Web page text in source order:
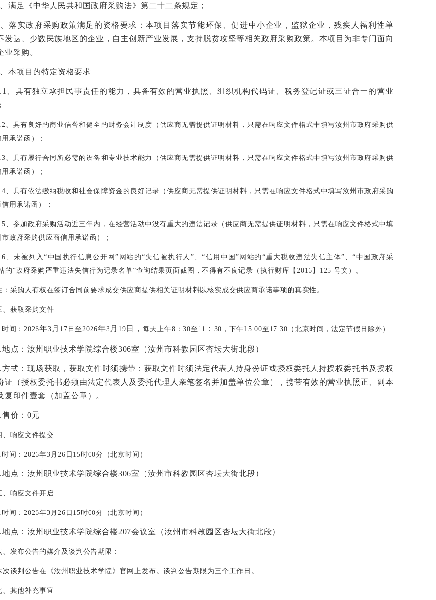
、满足《中华人民共和国政府采购法》第二十二条规定；
、落实政府采购政策满足的资格要求：本项目落实节能环保、促进中小企业，监狱企业，残疾人福利性单
发达、少数民族地区的企业，自主创新产业发展，支持脱贫攻坚等相关政府采购政策。本项目为非专门面向
业采购。
、本项目的特定资格要求
、具有独立承担民事责任的能力，具备有效的营业执照、组织机构代码证、税务登记证或三证合一的营业
、具有良好的商业信誉和健全的财务会计制度（供应商无需提供证明材料，只需在响应文件格式中填写汝州市政府采购供
承诺函）；
、具有履行合同所必需的设备和专业技术能力（供应商无需提供证明材料，只需在响应文件格式中填写汝州市政府采购供
承诺函）；
、具有依法缴纳税收和社会保障资金的良好记录（供应商无需提供证明材料，只需在响应文件格式中填写汝州市政府采购
用承诺函）；
、参加政府采购活动近三年内，在经营活动中没有重大的违法记录（供应商无需提供证明材料，只需在响应文件格式中填
政府采购供应商信用承诺函）；
、未被列入“中国执行信息公开网”网站的“失信被执行人”、“信用中国”网站的“重大税收违法失信主体”、“中国政府采
的“政府采购严重违法失信行为记录名单”查询结果页面截图，不得有不良记录（执行财库【 2016 】 125 号文）。
：采购人有权在签订合同前要求成交供应商提供相关证明材料以核实成交供应商承诺事项的真实性。
、获取采购文件
时间： 2026年3 月 17 日至 2026年3 月 19 日， 每天上午8 ： 30至 11 ： 30 ，下午1 5:00至 17:30 （北京时间，法定节假日除外）
地点：汝州职业技术学院综合楼306室（汝州市科教园区杏坛大街北段）
方式：现场获取，获取文件时须携带：获取文件时须法定代表人持身份证或授权委托人持授权委托书及授权
证（授权委托书必须由法定代表人及委托代理人亲笔签名并加盖单位公章），携带有效的营业执照正、副本
复印件壹套（加盖公章）。
售价： 0元
、响应文件提交
时间： 2026年3 月 26 日 15时00分（北京时间）
地点：汝州职业技术学院综合楼306室（汝州市科教园区杏坛大街北段）
、响应文件开启
时间： 2026年3 月 26 日 15时00分（北京时间）
地点：汝州职业技术学院综合楼207会议室（汝州市科教园区杏坛大街北段）
、发布公告的媒介及谈判公告期限：
次谈判公告在《汝州职业技术学院》官网上发布。谈判公告期限为三个工作日。
、其他补充事宜